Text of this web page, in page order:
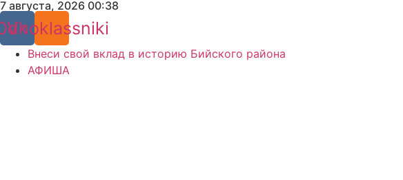
Перейти
к
содержимому
7 августа, 2026 00:38
Vk
Внеси свой вклад в историю Бийского района
АФИША